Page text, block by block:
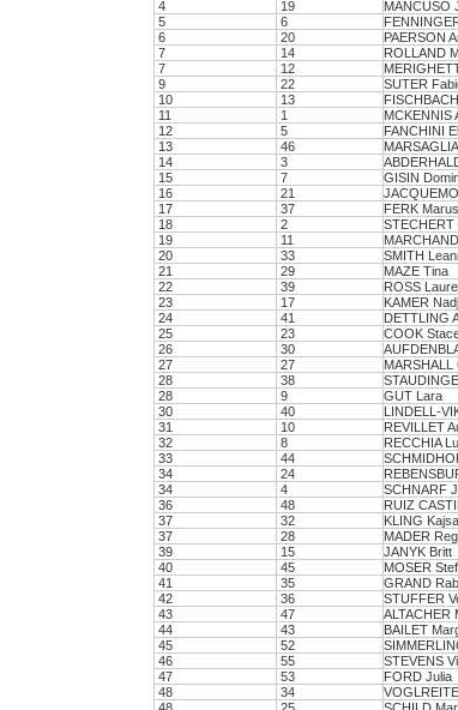
4
19 MANCUSO
5
6
6
20 PAERSON
7
14 ROLLAND
7
12
9
22 SUTER
10
13
11
1 MCKENNIS
12
5 FANCHINI
13
46
14
3
15
7 GISIN
16
21
17
37 FERK
18
2 STECHERT
19
11
20
33 SMITH
21
29 MAZE Tina
22
39 ROSS
23
17 KAMER
24
41 DETTLING
25
23 COOK
26
30
27
27 MARSHALL
28
38
28
9 GUT Lara
30
40 LINDELL-
31
10 REVILLET
32
8 RECCHIA
33
44
34
24
34
4 SCHNARF
36
48 RUIZ
37
32 KLING Kajsa
37
28 MADER
39
15 JANYK Britt
40
45 MOSER
41
35 GRAND
42
36 STUFFER
43
47 ALTACHER
44
43 BAILET
45
52
46
55 STEVENS
47
53 FORD Julia
48
34